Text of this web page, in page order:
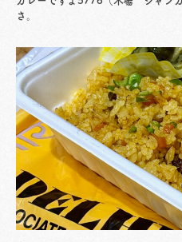
さ。